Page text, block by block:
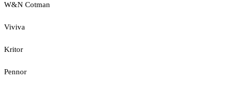
W&N Cotman
Viviva
Kritor
Pennor